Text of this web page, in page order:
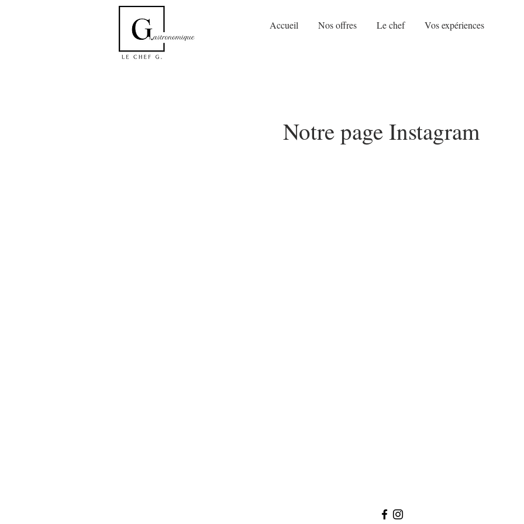
Accueil Nos offres Le chef Vos expériences
Notre page Instagram